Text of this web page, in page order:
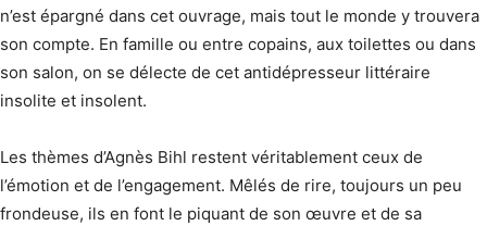
n’est épargné dans cet ouvrage, mais tout le monde y trouvera
son compte. En famille ou entre copains, aux toilettes ou dans
son salon, on se délecte de cet antidépresseur littéraire
insolite et insolent.
Les thèmes d’Agnès Bihl restent véritablement ceux de
l’émotion et de l’engagement. Mêlés de rire, toujours un peu
frondeuse, ils en font le piquant de son œuvre et de sa